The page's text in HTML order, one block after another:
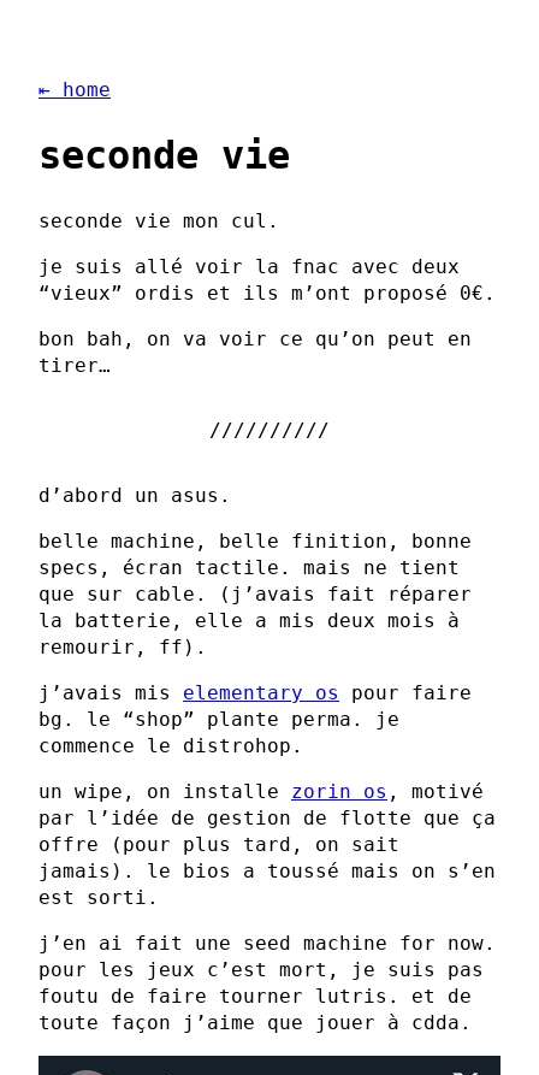
⇤ home
seconde vie
seconde vie mon cul.
je suis allé voir la fnac avec deux
“vieux” ordis et ils m’ont proposé 0€.
bon bah, on va voir ce qu’on peut en
tirer…
d’abord un asus.
belle machine, belle finition, bonne
specs, écran tactile. mais ne tient
que sur cable. (j’avais fait réparer
la batterie, elle a mis deux mois à
remourir, ff).
j’avais mis elementary os
pour faire
bg. le “shop” plante perma. je
commence le distrohop.
un wipe, on installe zorin os , motivé
par l’idée de gestion de flotte que ça
offre (pour plus tard, on sait
jamais). le bios a toussé mais on s’en
est sorti.
j’en ai fait une seed machine for now.
pour les jeux c’est mort, je suis pas
foutu de faire tourner lutris. et de
toute façon j’aime que jouer à cdda.